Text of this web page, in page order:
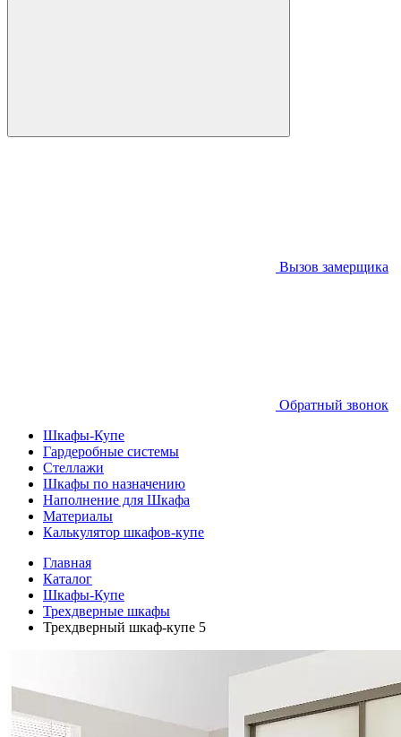
Вызов замерщика
Обратный звонок
Шкафы-Купе
Гардеробные системы
Стеллажи
Шкафы по назначению
Наполнение для Шкафа
Материалы
Калькулятор шкафов-купе
Главная
Каталог
Шкафы-Купе
Трехдверные шкафы
Трехдверный шкаф-купе 5